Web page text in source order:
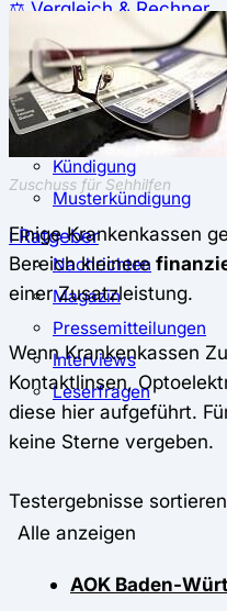
⚖️ Vergleich & Rechner
↔ Wechsel
Kündigung
Musterkündigung
ℹ Ratgeber
Nachrichten
Magazin
Pressemitteilungen
Interviews
Leserfragen
Zuschuss für Sehhilfen
Einige Krankenkassen
Bereich kleinere
einer Zusatzleistung.
Wenn Krankenkassen
Kontaktlinsen,
diese hier aufgeführt.
keine Sterne vergeben.
Testergebnisse
AOK Baden-